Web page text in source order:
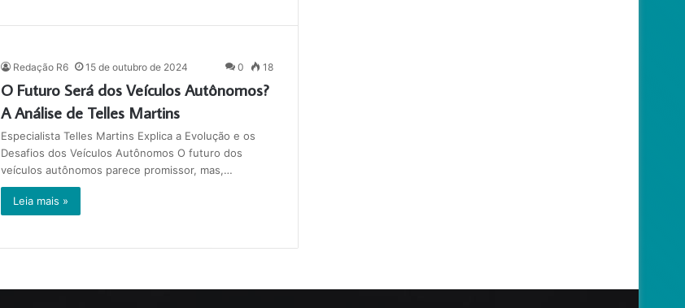
Redação R6 15 de outubro de 2024 0 18
O Futuro Será dos Veículos Autônomos?
A Análise de Telles Martins
Especialista Telles Martins Explica a Evolução e os
Desafios dos Veículos Autônomos O futuro dos
veículos autônomos parece promissor, mas,…
Leia mais »